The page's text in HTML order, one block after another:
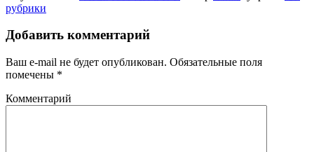
рубрики
Добавить комментарий
Ваш e-mail не будет опубликован. Обязательные поля
помечены *
Комментарий